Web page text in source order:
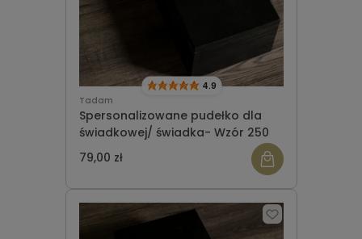
Tadam
Spersonalizowane pudełko dla
świadkowej/ świadka- Wzór 250
4.9
79,00 zł